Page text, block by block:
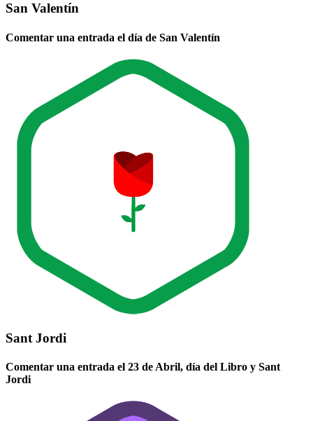
San Valentín
Comentar una entrada el día de San Valentín
Sant Jordi
Comentar una entrada el 23 de Abril, día del Libro y Sant
Jordi